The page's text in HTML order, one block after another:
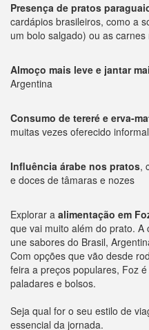
Presença de pratos
cardápios brasileiros, como a
um bolo salgado) ou as
Almoço mais leve e jantar
Argentina
Consumo de tereré e erva-
muitas vezes oferecido
Influência árabe nos pratos,
e doces de tâmaras e nozes
Explorar a alimentação em
que vai muito além do prato.
une sabores do Brasil,
Com opções que vão desde
feira a preços populares, Foz
paladares e bolsos.
Seja qual for o seu estilo de
essencial da jornada.